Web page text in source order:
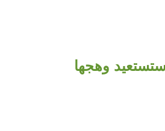
وهجها